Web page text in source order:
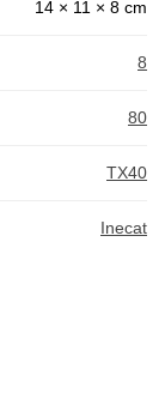
14 × 11 × 8 cm
8
80
TX40
Inecat